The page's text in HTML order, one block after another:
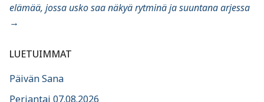
elämää, jossa usko saa näkyä rytminä ja suuntana arjessa
→
LUETUIMMAT
Päivän Sana
Perjantai 07.08.2026